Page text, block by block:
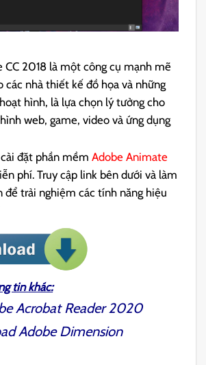
CC 2018 là một công cụ mạnh mẽ
các nhà thiết kế đồ họa và những
hình, là lựa chọn lý tưởng cho
web, game, video và ứng dụng
đặt phần mềmAdobe Animate
phí. Truy cập link bên dưới và làm
để trải nghiệm các tính năng hiệu
tin khác:
Acrobat Reader 2020
Adobe Dimension